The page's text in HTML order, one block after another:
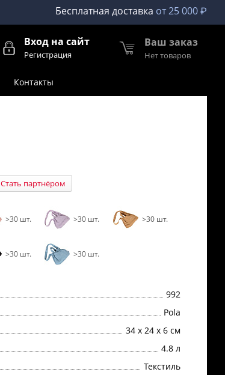
Бесплатная доставка от 25 000 ₽
Вход на сайт
Регистрация
Ваш заказ
Нет товаров
Контакты
Стать партнёром
>30 шт. >30 шт. >30 шт.
>30 шт. >30 шт.
992
Pola
34 х 24 х 6 см
4.8 л
Текстиль